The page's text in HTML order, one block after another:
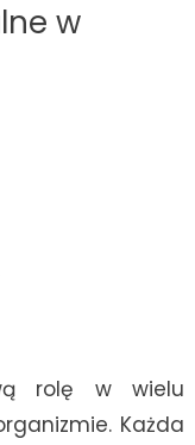
w
rolę w wielu
Każda